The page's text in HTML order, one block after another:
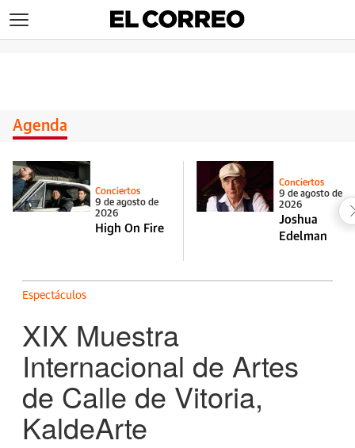
Agenda
Conciertos
9 de agosto de
2026
High On Fire
Conciertos
9 de agosto de
2026
Joshua
Edelman
Espectáculos
XIX Muestra
Internacional de Artes
de Calle de Vitoria,
KaldeArte